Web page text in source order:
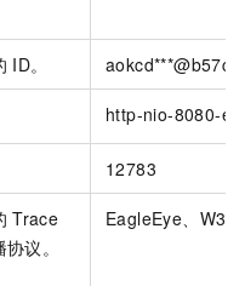
ID。
http-nio-8080-
12783
Trace
议。
EagleEye、W3C